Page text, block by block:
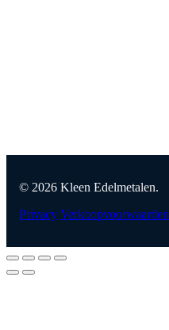
© 2026 Kleen Edelmetalen.
Privacy Verkoopvoorwaarden